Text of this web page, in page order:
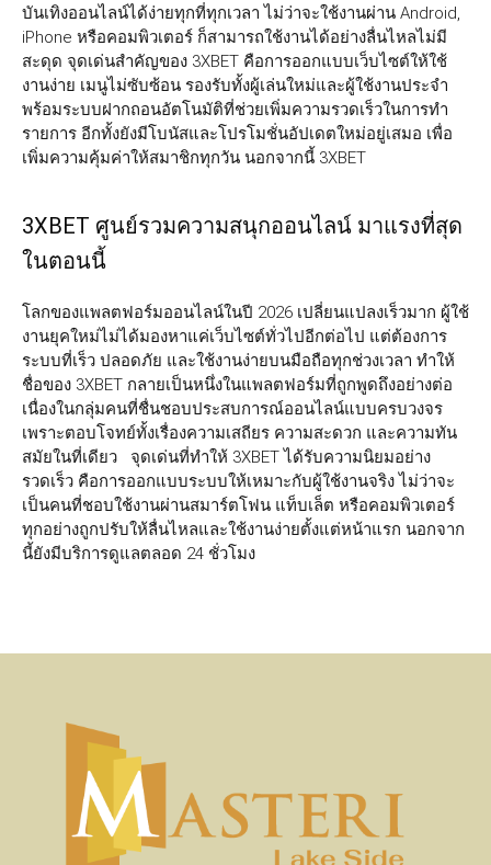
บันเทิงออนไลน์ได้ง่ายทุกที่ทุกเวลา ไม่ว่าจะใช้งานผ่าน Android,
iPhone หรือคอมพิวเตอร์ ก็สามารถใช้งานได้อย่างลื่นไหลไม่มี
สะดุด จุดเด่นสำคัญของ 3XBET คือการออกแบบเว็บไซต์ให้ใช้
งานง่าย เมนูไม่ซับซ้อน รองรับทั้งผู้เล่นใหม่และผู้ใช้งานประจำ
พร้อมระบบฝากถอนอัตโนมัติที่ช่วยเพิ่มความรวดเร็วในการทำ
รายการ อีกทั้งยังมีโบนัสและโปรโมชั่นอัปเดตใหม่อยู่เสมอ เพื่อ
เพิ่มความคุ้มค่าให้สมาชิกทุกวัน นอกจากนี้ 3XBET
3XBET ศูนย์รวมความสนุกออนไลน์ มาแรงที่สุด
ในตอนนี้
โลกของแพลตฟอร์มออนไลน์ในปี 2026 เปลี่ยนแปลงเร็วมาก ผู้ใช้
งานยุคใหม่ไม่ได้มองหาแค่เว็บไซต์ทั่วไปอีกต่อไป แต่ต้องการ
ระบบที่เร็ว ปลอดภัย และใช้งานง่ายบนมือถือทุกช่วงเวลา ทำให้
ชื่อของ 3XBET กลายเป็นหนึ่งในแพลตฟอร์มที่ถูกพูดถึงอย่างต่อ
เนื่องในกลุ่มคนที่ชื่นชอบประสบการณ์ออนไลน์แบบครบวงจร
เพราะตอบโจทย์ทั้งเรื่องความเสถียร ความสะดวก และความทัน
สมัยในที่เดียว จุดเด่นที่ทำให้ 3XBET ได้รับความนิยมอย่าง
รวดเร็ว คือการออกแบบระบบให้เหมาะกับผู้ใช้งานจริง ไม่ว่าจะ
เป็นคนที่ชอบใช้งานผ่านสมาร์ตโฟน แท็บเล็ต หรือคอมพิวเตอร์
ทุกอย่างถูกปรับให้ลื่นไหลและใช้งานง่ายตั้งแต่หน้าแรก นอกจาก
นี้ยังมีบริการดูแลตลอด 24 ชั่วโมง